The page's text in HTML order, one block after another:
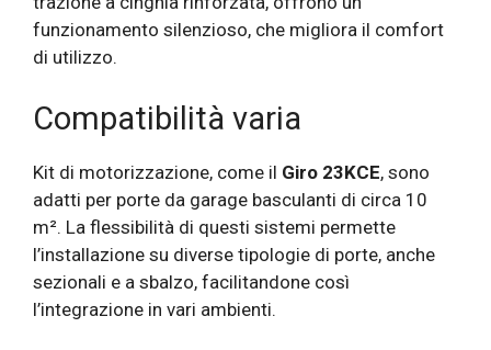
funzionamento silenzioso, che migliora il comfort
di utilizzo.
Compatibilità varia
Kit di motorizzazione, come il Giro 23KCE, sono
adatti per porte da garage basculanti di circa 10
m². La flessibilità di questi sistemi permette
l’installazione su diverse tipologie di porte, anche
sezionali e a sbalzo, facilitandone così
l’integrazione in vari ambienti.